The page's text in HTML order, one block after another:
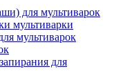
для мультиварок
мультиварки
мультиварок
для